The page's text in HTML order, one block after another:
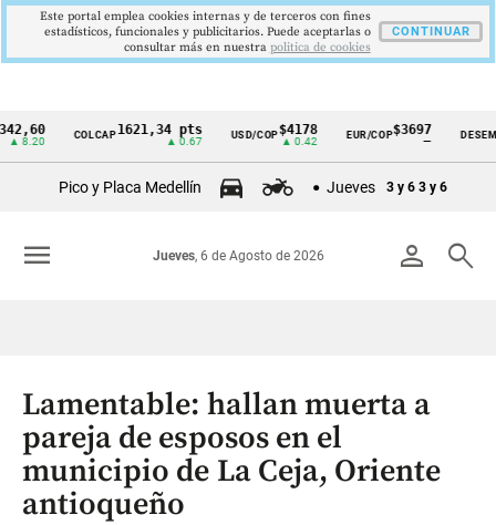
Cintillo
Colombia
COLCAP1621,34 pts USD/COP$4178
▲ 0.42
EUR/COP$3697
—
DESEMPLEO
Pico y Placa Medellín Jueves 3 y 6 3 y 6
person search
Jueves, 6 de Agosto de 2026
menu
Lamentable: hallan muerta a
pareja de esposos en el
municipio de La Ceja, Oriente
antioqueño
Este portal emplea cookies internas y de terceros con fines
estadísticos, funcionales y publicitarios. Puede aceptarlas o
consultar más en nuestra politica de cookies
CONTINUAR